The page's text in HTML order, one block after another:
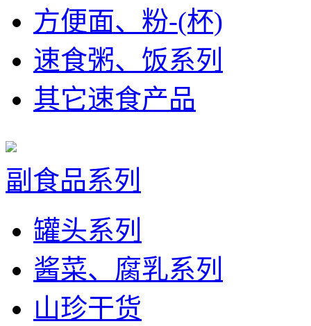
方便面、粉-(杯)
速食粥、饭系列
其它速食产品
副食品系列
罐头系列
酱菜、腐乳系列
山珍干货